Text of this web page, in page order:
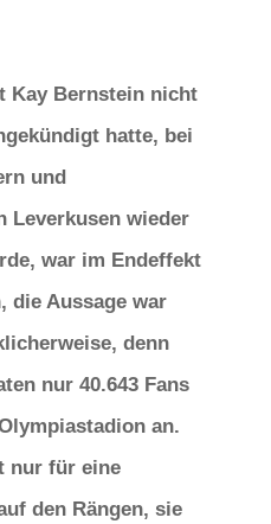
Kay Bernstein nicht
hatte, bei
und
Leverkusen wieder
war im Endeffekt
die Aussage war
denn
nur 40.643 Fans
an.
nur für eine
den Rängen, sie